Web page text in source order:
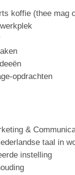
koffie (thee mag
opdrachten
&
taal in
instelling